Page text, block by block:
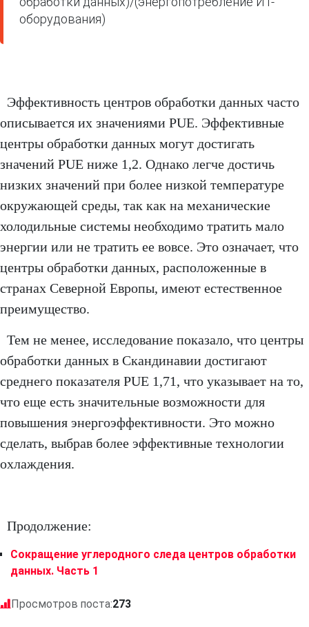
оборудования)
Эффективность центров обработки данных часто
описывается их значениями PUE. Эффективные
центры обработки данных могут достигать
значений PUE ниже 1,2. Однако легче достичь
низких значений при более низкой температуре
окружающей среды, так как на механические
холодильные системы необходимо тратить мало
энергии или не тратить ее вовсе. Это означает, что
центры обработки данных, расположенные в
странах Северной Европы, имеют естественное
преимущество.
Тем не менее, исследование показало, что центры
обработки данных в Скандинавии достигают
среднего показателя PUE 1,71, что указывает на то,
что еще есть значительные возможности для
повышения энергоэффективности. Это можно
сделать, выбрав более эффективные технологии
охлаждения.
Продолжение:
Сокращение углеродного следа центров обработки
данных. Часть 1
Просмотров поста:273